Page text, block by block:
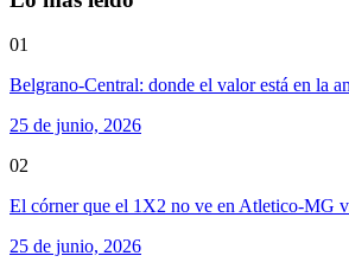
01
Belgrano-Central: donde el valor está en la
25 de junio, 2026
02
El córner que el 1X2 no ve en Atletico-MG
25 de junio, 2026